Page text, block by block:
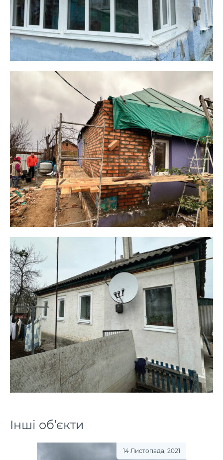
Інші об’єкти
14 Листопада, 2021